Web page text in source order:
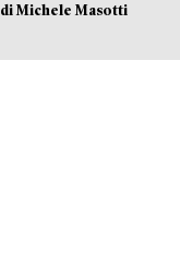
di Michele Masotti